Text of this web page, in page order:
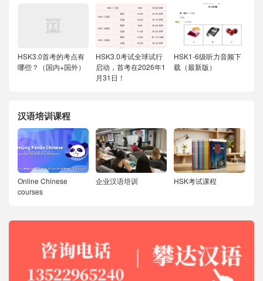
HSK3.0首考的考点有
哪些？（国内+国外）
HSK3.0考试全球试行
启动，首考在2026年1
月31日！
HSK1-6级听力音频下
载（最新版）
汉语培训课程
Online Chinese
courses
企业汉语培训 HSK考试课程